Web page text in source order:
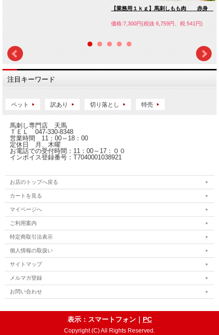
【業務用１ｋｇ】馬刺しもも肉 赤身
価格:7,300円(税抜 6,759円、税 541円)
注目キーワード
ペット 訳あり 切り落とし 特売
馬刺し専門店 天馬
ＴＥＬ 047-330-8348
営業時間 11：00～18：00
定休日 月、木曜
お電話での受付時間：11：00～17：００
インボイス登録番号：T7040001038921
お店のトップへ戻る
カートを見る
マイページへ
ご利用案内
特定商取引法表示
個人情報の取扱い
サイトマップ
メルマガ登録
お問い合わせ
表示：スマートフォン｜ PC
Copyright (C) All Rights Reserved.